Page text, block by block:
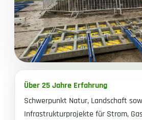
Über 25 Jahre Erfahrung
Schwerpunkt Natur, Landschaft
Infrastrukturprojekte für Strom,